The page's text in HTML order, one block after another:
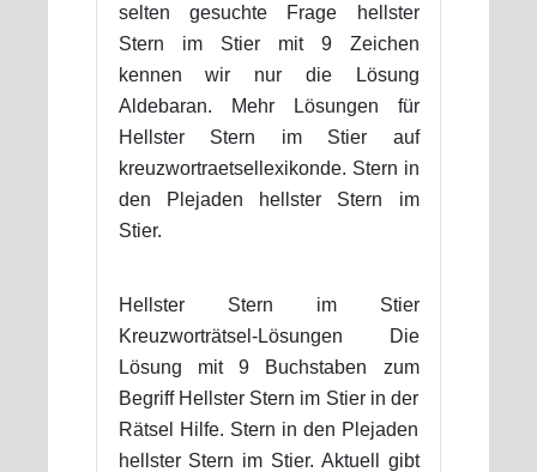
selten gesuchte Frage hellster
Stern im Stier mit 9 Zeichen
kennen wir nur die Lösung
Aldebaran. Mehr Lösungen für
Hellster Stern im Stier auf
kreuzwortraetsellexikonde. Stern in
den Plejaden hellster Stern im
Stier.
Hellster Stern im Stier
Kreuzworträtsel-Lösungen Die
Lösung mit 9 Buchstaben zum
Begriff Hellster Stern im Stier in der
Rätsel Hilfe. Stern in den Plejaden
hellster Stern im Stier. Aktuell gibt